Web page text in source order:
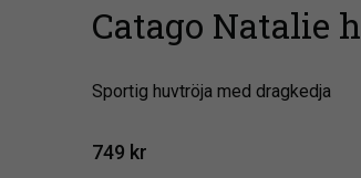
Catago Natalie
​Sportig huvtröja med dragkedja
749 kr